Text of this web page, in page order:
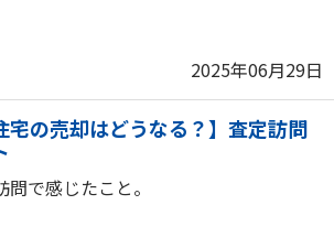
2025年06月29日
宅の売却はどうなる？】査定訪問
で感じたこと。